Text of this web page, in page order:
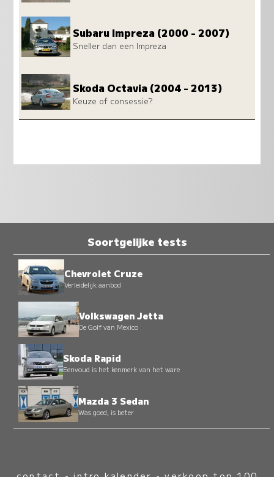
Subaru Impreza (2000 - 2007)
Sneller dan een Impreza
Skoda Octavia (2004 - 2013)
Keuze of consessie?
Soortgelijke tests
Chevrolet Cruze
Verleidelijk aanbod
Volkswagen Jetta
De Golf van Mexico
Skoda Rapid
Eenvoud is het kenmerk van het ware
Mazda 3 Sedan
Was goed, is beter